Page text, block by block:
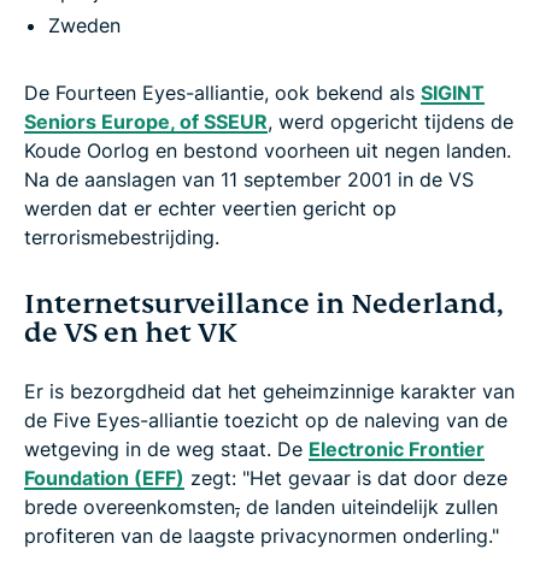
Zweden
De Fourteen Eyes-alliantie, ook bekend als SIGINT
Seniors Europe, of SSEUR, werd opgericht tijdens de
Koude Oorlog en bestond voorheen uit negen landen.
Na de aanslagen van 11 september 2001 in de VS
werden dat er echter veertien gericht op
terrorismebestrijding.
Internetsurveillance in Nederland,
de VS en het VK
Er is bezorgdheid dat het geheimzinnige karakter van
de Five Eyes-alliantie toezicht op de naleving van de
wetgeving in de weg staat. De Electronic Frontier
Foundation (EFF) zegt: "Het gevaar is dat door deze
brede overeenkomsten, de landen uiteindelijk zullen
profiteren van de laagste privacynormen onderling."